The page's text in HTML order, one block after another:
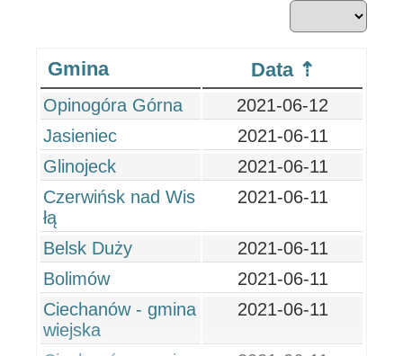
Gmina Data
Opinogóra Górna
2021-06-12
Jasieniec
2021-06-11
Glinojeck
2021-06-11
Czerwińsk nad Wis
łą
2021-06-11
Belsk Duży
2021-06-11
Bolimów
2021-06-11
Ciechanów - gmina
wiejska
2021-06-11